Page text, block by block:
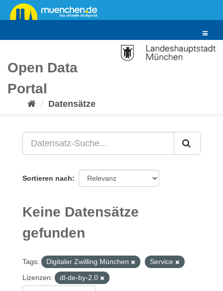
Überspringen
zum
Toggle
Open Data
Portal
Datensätze
Sortieren nach
Keine Datensätze
gefunden
Tags: Digitaler Zwilling München
Service
Lizenzen:
dl-de-by-2.0